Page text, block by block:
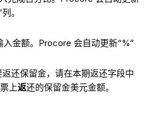
。
入金额。Procore 会自动更新“%”
还保留金，请在本期返还字段中
上返还的保留金美元金额。